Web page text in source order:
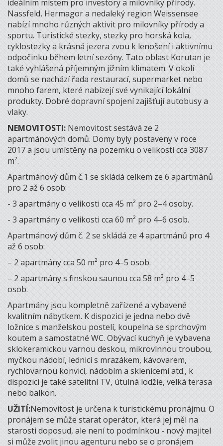
ideálním místem pro investory a milovníky přírody.
Nassfeld, Hermagor a nedaleký region Weissensee
nabízí mnoho různých aktivit pro milovníky přírody a
sportu. Turistické stezky, stezky pro horská kola,
cyklostezky a krásná jezera zvou k lenošení i aktivnímu
odpočinku během letní sezóny. Tato oblast Korutan je
také vyhlášená příjemným jižním klimatem. V okolí
domů se nachází řada restaurací, supermarket nebo
mnoho farem, které nabízejí své vynikající lokální
produkty. Dobré dopravní spojení zajišťují autobusy a
vlaky.
NEMOVITOSTI: Nemovitost sestává ze 2
apartmánových domů. Domy byly postaveny v roce
2017 a jsou umístěny na pozemku o velikosti cca 3087
m².
Apartmánový dům č.1 se skládá celkem ze 6 apartmánů
pro 2 až 6 osob:
- 3 apartmány o velikosti cca 45 m² pro 2–4 osoby.
- 3 apartmány o velikosti cca 60 m² pro 4–6 osob.
Apartmánový dům č. 2 se skládá ze 4 apartmánů pro 4
až 6 osob:
– 2 apartmány cca 50 m² pro 4–5 osob.
– 2 apartmány s finskou saunou cca 58 m² pro 4–5
osob.
Apartmány jsou kompletně zařízené a vybavené
kvalitním nábytkem. K dispozici je jedna nebo dvě
ložnice s manželskou postelí, koupelna se sprchovým
koutem a samostatné WC. Obývací kuchyň je vybavena
sklokeramickou varnou deskou, mikrovlnnou troubou,
myčkou nádobí, lednicí s mrazákem, kávovarem,
rychlovarnou konvicí, nádobím a sklenicemi atd., k
dispozici je také satelitní TV, útulná lodžie, velká terasa
nebo balkon.
UŽITÍ:Nemovitost je určena k turistickému pronájmu. O
pronájem se může starat operátor, která jej měl na
starosti doposud, ale není to podmínkou - nový majitel
si může zvolit jinou agenturu nebo se o pronájem